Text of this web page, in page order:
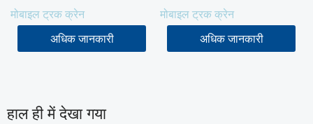
SYM5556JQZ200C
मोबाइल ट्रक क्रेन
अधिक जानकारी
2021
मोबाइल ट्रक क्रेन
अधिक जानकारी
हाल ही में देखा गया